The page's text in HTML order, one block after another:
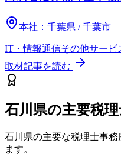
本社： 千葉県 / 千葉市
IT・情報通信その他サービ
取材記事を読む
石川県の主要税
石川県の主要な税理士事
ます。